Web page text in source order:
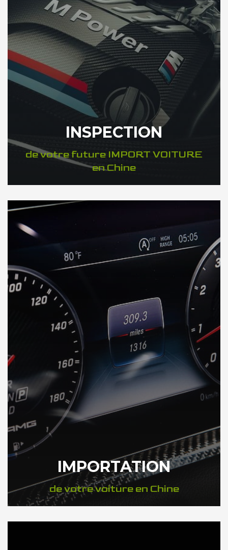
INSPECTION
de votre future IMPORT VOITURE
en Chine
DÉCOUVREZ VOTRE INSPECTION AUTO en Chine
IMPORTATION
de votre voiture en Chine